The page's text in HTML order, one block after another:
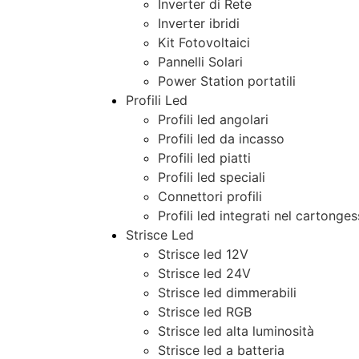
Inverter di Rete
Inverter ibridi
Kit Fotovoltaici
Pannelli Solari
Power Station portatili
Profili Led
Profili led angolari
Profili led da incasso
Profili led piatti
Profili led speciali
Connettori profili
Profili led integrati nel
Strisce Led
Strisce led 12V
Strisce led 24V
Strisce led dimmerabili
Strisce led RGB
Strisce led alta luminosità
Strisce led a batteria